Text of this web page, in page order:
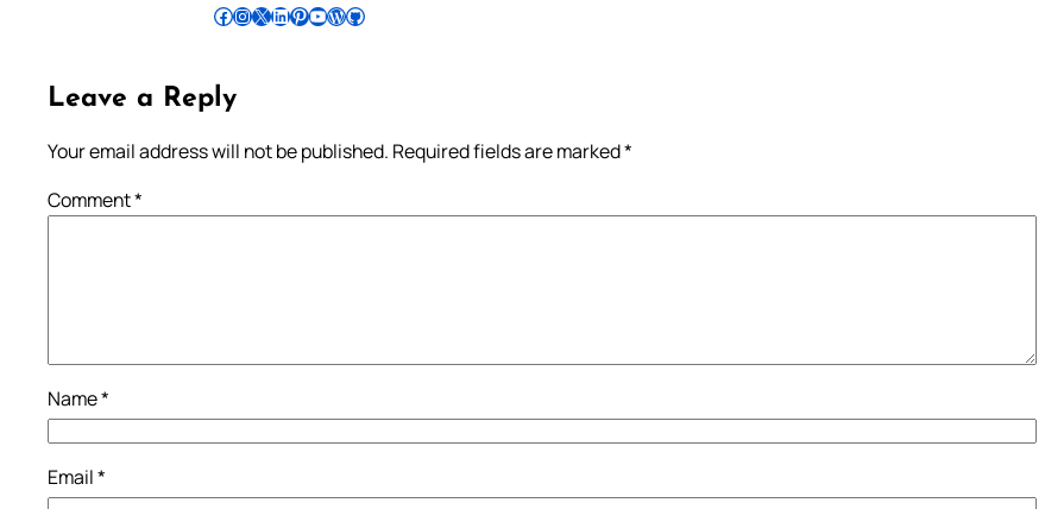
Follow Pradeep on Facebook Follow Pradeep on InstagramFollow Pradeep on X Follow Pradeep on LinkedIn Follow Pradeep on Pinterest Subscribe to Pradeep’s Youtube Channel Follow Pradeep on WordPress Follow Pradeep on GitHub
Leave a Reply
Your email address will not be published. Required fields are marked*
Comment*
Name*
Email*